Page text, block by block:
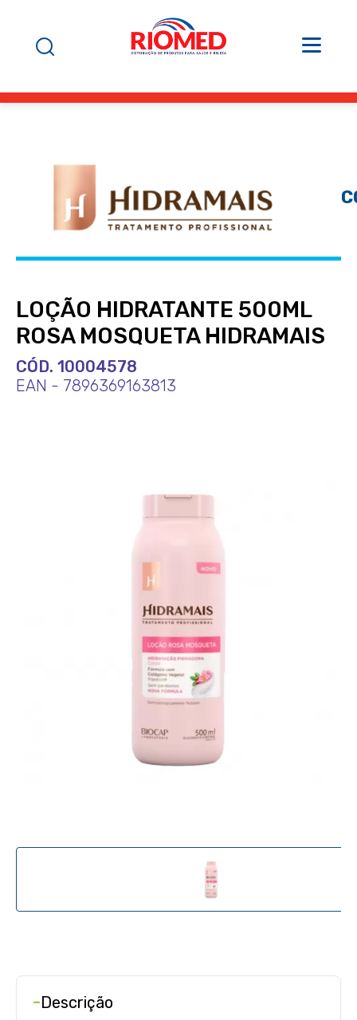
LOÇÃO HIDRATANTE 500ML
ROSA MOSQUETA HIDRAMAIS
CÓD. 10004578
EAN - 7896369163813
-Descrição